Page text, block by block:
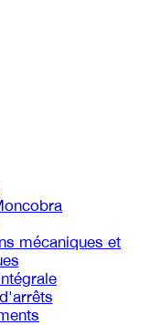
mécaniques et